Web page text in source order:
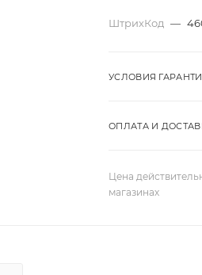
ШтрихКод —
УСЛОВИЯ
ОПЛАТА И
Цена
магазинах